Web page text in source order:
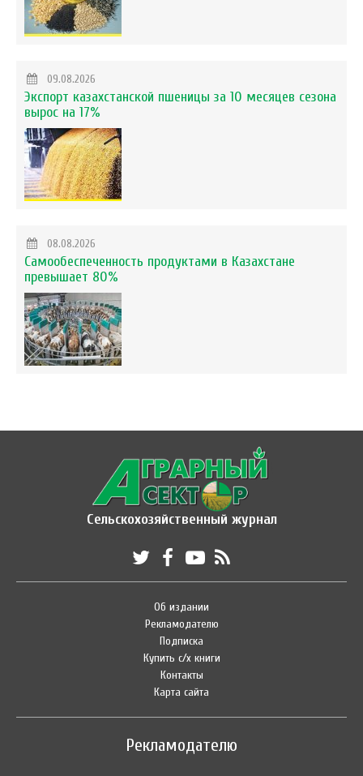
09.08.2026
Экспорт казахстанской пшеницы за 10 месяцев сезона
вырос на 17%
08.08.2026
Самообеспеченность продуктами в Казахстане
превышает 80%
Сельскохозяйственный журнал
Об издании
Рекламодателю
Подписка
Купить с/х книги
Контакты
Карта сайта
Рекламодателю